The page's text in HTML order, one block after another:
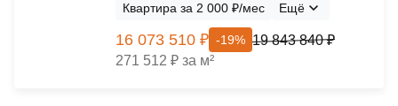
Квартира за 2 000 ₽/мес
Ещё
16 073 510 ₽ -19% 19 843 840 ₽
271 512 ₽ за м²